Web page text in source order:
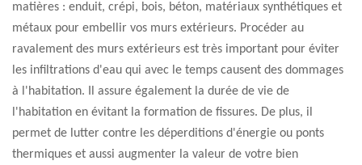
matières : enduit, crépi, bois, béton, matériaux synthétiques et
métaux pour embellir vos murs extérieurs. Procéder au
ravalement des murs extérieurs est très important pour éviter
les infiltrations d'eau qui avec le temps causent des dommages
à l'habitation. Il assure également la durée de vie de
l'habitation en évitant la formation de fissures. De plus, il
permet de lutter contre les déperditions d'énergie ou ponts
thermiques et aussi augmenter la valeur de votre bien